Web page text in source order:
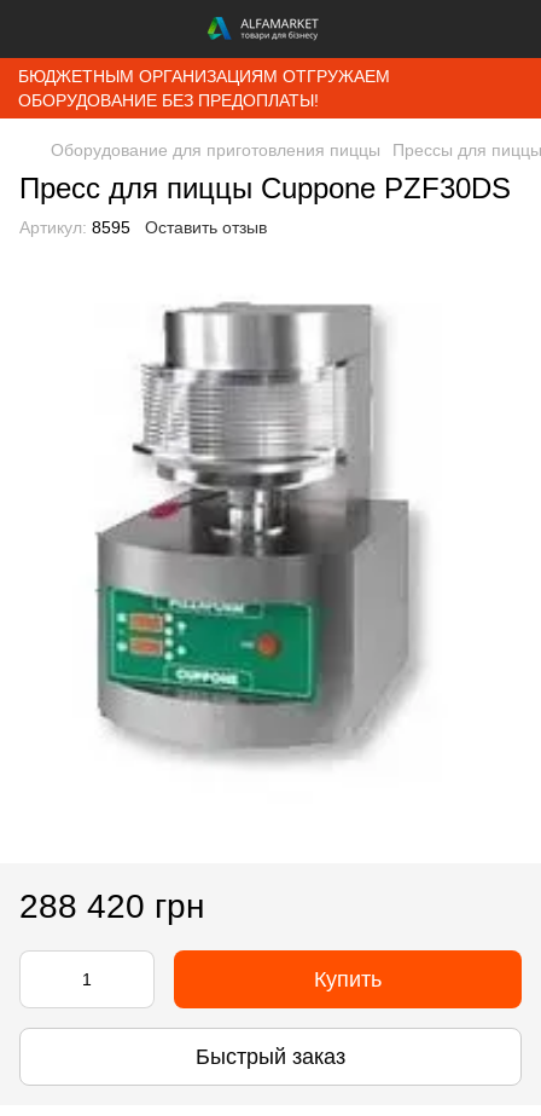
БЮДЖЕТНЫМ ОРГАНИЗАЦИЯМ ОТГРУЖАЕМ
ОБОРУДОВАНИЕ БЕЗ ПРЕДОПЛАТЫ!
Оборудование для приготовления пиццы Прессы для пиццы
Пресс для пиццы Cuppone PZF30DS
Артикул: 8595 Оставить отзыв
288 420 грн
Купить
Быстрый заказ